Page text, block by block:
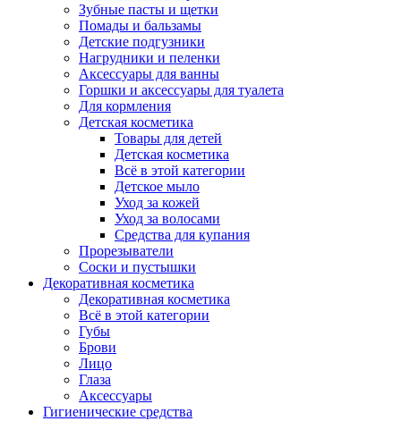
Зубные пасты и щетки
Помады и бальзамы
Детские подгузники
Нагрудники и пеленки
Аксессуары для ванны
Горшки и аксессуары для туалета
Для кормления
Детская косметика
Товары для детей
Детская косметика
Всё в этой категории
Детское мыло
Уход за кожей
Уход за волосами
Средства для купания
Прорезыватели
Соски и пустышки
Декоративная косметика
Декоративная косметика
Всё в этой категории
Губы
Брови
Лицо
Глаза
Аксессуары
Гигиенические средства